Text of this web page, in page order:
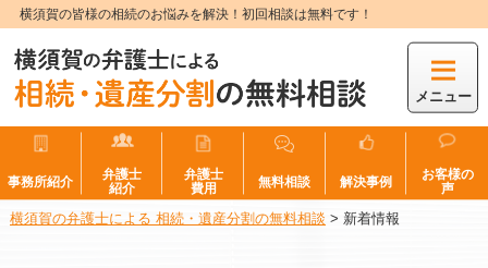
横須賀の皆様の相続のお悩みを解決！初回相談は無料です！
メニュー
事務所紹介
弁護士
紹介
弁護士
費用
無料相談 解決事例
お客様の
声
横須賀の弁護士による 相続・遺産分割の無料相談 > 新着情報